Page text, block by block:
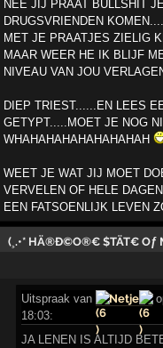
NEE JIJ PRAAT BULLSHIT
DRUGSVRIENDEN
MET JE PRAATJES ZIELIG
MAAR WEER HE IK BLIJF
NIVEAU VAN JOU
DIEP TRIEST......EN LEES
GETYPT.....MOET JE NOG
WHAHAHAHAHAHAHAHAH
WEET JE WAT JIJ MOET
VERVELEN OF HELE
EEN FATSOENLIJK LEVEN
(¸.•* HÄ®Ð©O®€ $TÄT€ Oƒ
Uitspraak van Netje
18:03:
JA LENEN IS ALTIJD